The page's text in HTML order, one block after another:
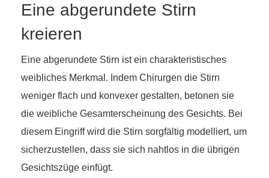
Eine abgerundete Stirn
kreieren
Eine abgerundete Stirn ist ein charakteristisches
weibliches Merkmal. Indem Chirurgen die Stirn
weniger flach und konvexer gestalten, betonen sie
die weibliche Gesamterscheinung des Gesichts. Bei
diesem Eingriff wird die Stirn sorgfältig modelliert, um
sicherzustellen, dass sie sich nahtlos in die übrigen
Gesichtszüge einfügt.